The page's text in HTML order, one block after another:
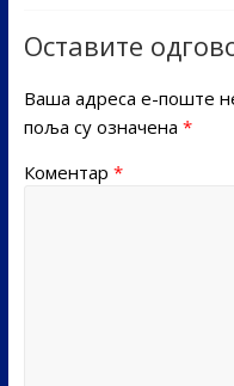
Оставите
Ваша адреса е-поште
поља су означена *
Коментар *